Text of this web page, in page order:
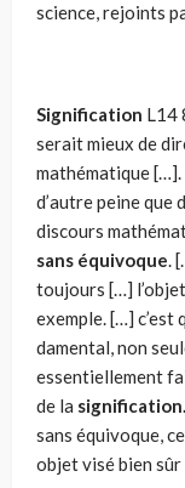
science, rejoints
Signification L14
serait mieux de
mathématique
d’autre peine que
discours
sans équivoque.
toujours […]
exemple. […] c’est
damental, non
essentiellement
de la signification.
sans équivoque,
objet visé bien